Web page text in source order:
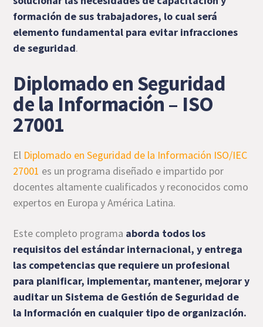
formación de sus trabajadores, lo cual será
elemento fundamental para evitar infracciones
de seguridad.
Diplomado en Seguridad
de la Información – ISO
27001
El Diplomado en Seguridad de la Información ISO/IEC
27001 es un programa diseñado e impartido por
docentes altamente cualificados y reconocidos como
expertos en Europa y América Latina.
Este completo programa aborda todos los
requisitos del estándar internacional, y entrega
las competencias que requiere un profesional
para planificar, implementar, mantener, mejorar y
auditar un Sistema de Gestión de Seguridad de
la Información en cualquier tipo de organización.